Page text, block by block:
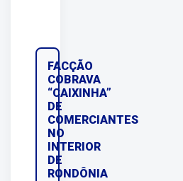
FACÇÃO
COBRAVA
“CAIXINHA”
DE
COMERCIANTES
NO
INTERIOR
DE
RONDÔNIA